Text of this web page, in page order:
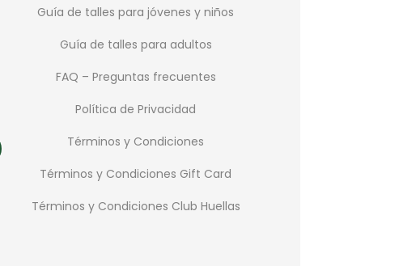
Guía de talles para jóvenes y niños
Guía de talles para adultos
FAQ – Preguntas frecuentes
Política de Privacidad
Términos y Condiciones
Términos y Condiciones Gift Card
Términos y Condiciones Club Huellas